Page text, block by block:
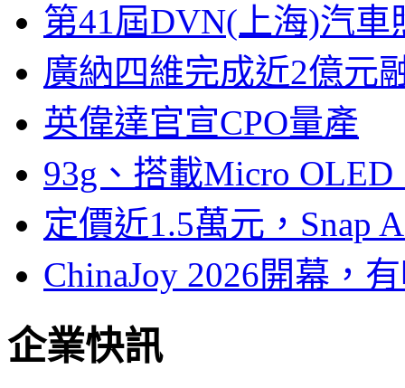
第41屆DVN(上海)汽
廣納四維完成近2億元
英偉達官宣CPO量產
93g、搭載Micro
定價近1.5萬元，Snap
ChinaJoy 2026開幕，
企業快訊